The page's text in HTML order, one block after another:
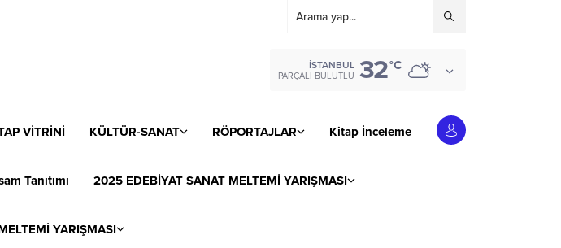
İSTANBUL
PARÇALI BULUTLU 32°C
VİTRİNİ KÜLTÜR-SANAT RÖPORTAJLAR Kitap İnceleme
Tanıtımı 2025 EDEBİYAT SANAT MELTEMİ YARIŞMASI
YARIŞMASI